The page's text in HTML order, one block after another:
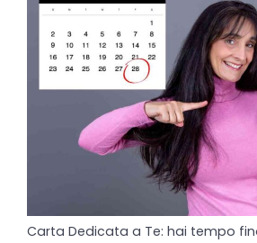
Carta Dedicata a Te: hai tempo